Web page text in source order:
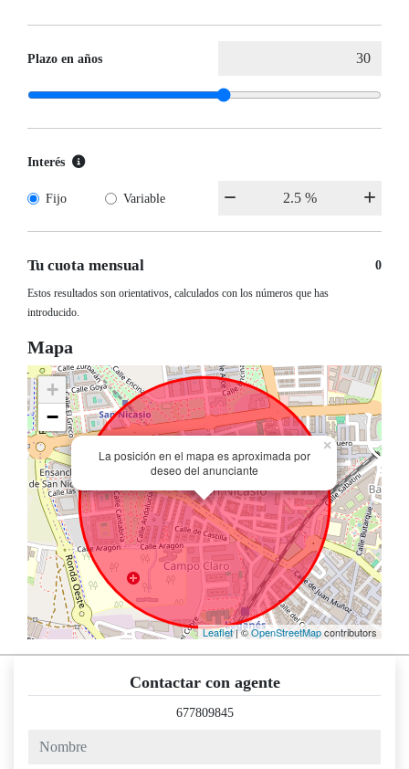
Plazo en años
Interés
Fijo Variable
Tu cuota mensual 0
Estos resultados son orientativos, calculados con los números que has
introducido.
Mapa
La posición en el mapa es aproximada por
deseo del anunciante
×
+
−
Leaflet| ©OpenStreetMapcontributors
Contactar con agente
677809845